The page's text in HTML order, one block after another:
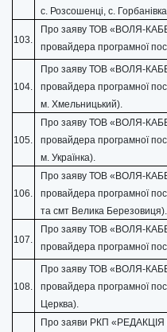
с. Розсошенці, с.
103.
Про заяву ТОВ «ВОЛЯ-
провайдера програмної
104.
Про заяву ТОВ «ВОЛЯ-
провайдера програмної
м. Хмельницький).
105.
Про заяву ТОВ «ВОЛЯ-
провайдера програмної
м. Українка).
106.
Про заяву ТОВ «ВОЛЯ-
провайдера програмної
та смт Велика Березовиця).
107.
Про заяву ТОВ «ВОЛЯ-
провайдера програмної
108.
Про заяву ТОВ «ВОЛЯ-
провайдера програмної
Церква).
Про заяви РКП